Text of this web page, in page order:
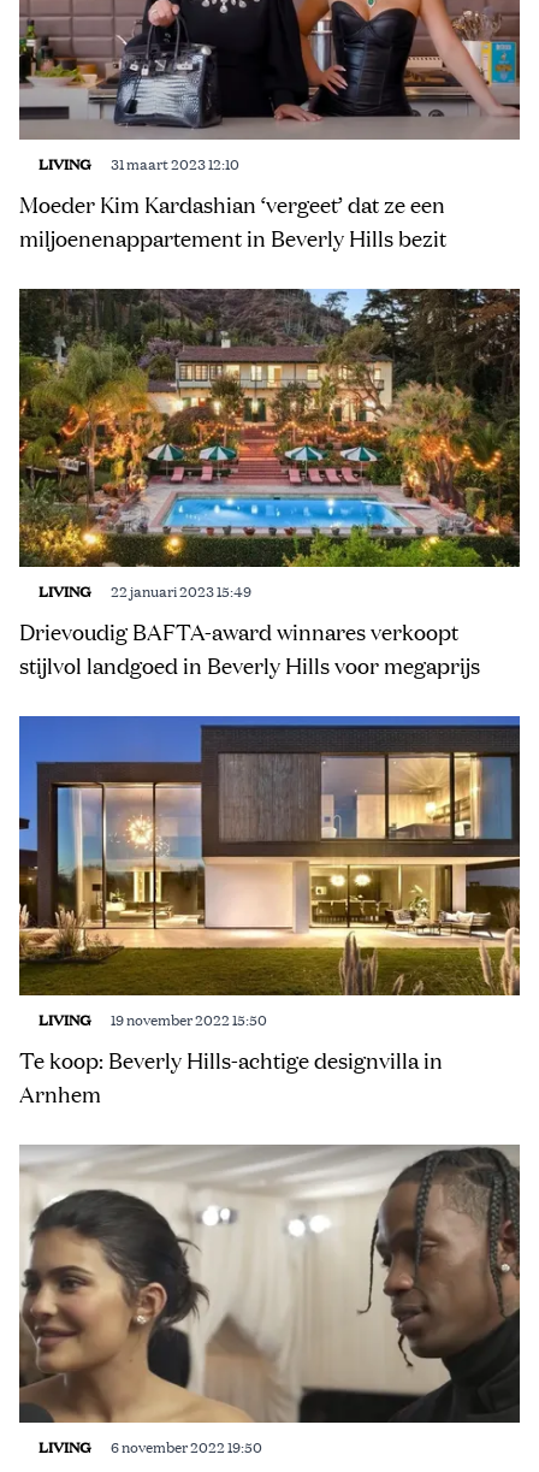
LIVING 31 maart 2023 12:10
Moeder Kim Kardashian ‘vergeet’ dat ze een
miljoenenappartement in Beverly Hills bezit
LIVING 22 januari 2023 15:49
Drievoudig BAFTA-award winnares verkoopt
stijlvol landgoed in Beverly Hills voor megaprijs
LIVING 19 november 2022 15:50
Te koop: Beverly Hills-achtige designvilla in
Arnhem
LIVING 6 november 2022 19:50